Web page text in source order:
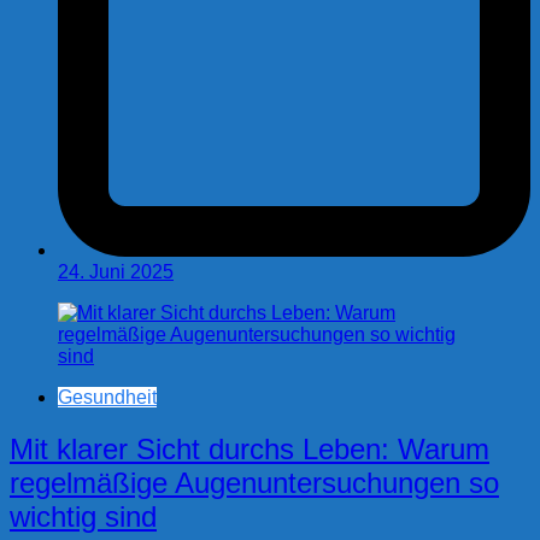
24. Juni 2025
Gesundheit
Mit klarer Sicht durchs Leben: Warum
regelmäßige Augenuntersuchungen so
wichtig sind